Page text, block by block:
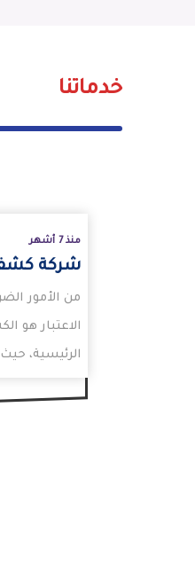
خدماتنا
منذ 7 أشهر
شركة كشف
من الأمور
الاعتبار هو
الرئيسية،